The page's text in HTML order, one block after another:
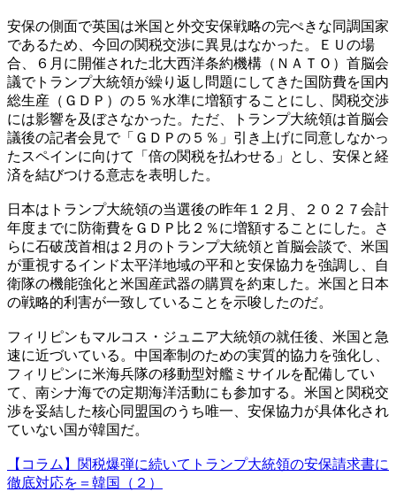
安保の側面で英国は米国と外交安保戦略の完ぺきな同調国家
であるため、今回の関税交渉に異見はなかった。ＥＵの場
合、６月に開催された北大西洋条約機構（ＮＡＴＯ）首脳会
議でトランプ大統領が繰り返し問題にしてきた国防費を国内
総生産（ＧＤＰ）の５％水準に増額することにし、関税交渉
には影響を及ぼさなかった。ただ、トランプ大統領は首脳会
議後の記者会見で「ＧＤＰの５％」引き上げに同意しなかっ
たスペインに向けて「倍の関税を払わせる」とし、安保と経
済を結びつける意志を表明した。
日本はトランプ大統領の当選後の昨年１２月、２０２７会計
年度までに防衛費をＧＤＰ比２％に増額することにした。さ
らに石破茂首相は２月のトランプ大統領と首脳会談で、米国
が重視するインド太平洋地域の平和と安保協力を強調し、自
衛隊の機能強化と米国産武器の購買を約束した。米国と日本
の戦略的利害が一致していることを示唆したのだ。
フィリピンもマルコス・ジュニア大統領の就任後、米国と急
速に近づいている。中国牽制のための実質的協力を強化し、
フィリピンに米海兵隊の移動型対艦ミサイルを配備してい
て、南シナ海での定期海洋活動にも参加する。米国と関税交
渉を妥結した核心同盟国のうち唯一、安保協力が具体化され
ていない国が韓国だ。
【コラム】関税爆弾に続いてトランプ大統領の安保請求書に
徹底対応を＝韓国（２）